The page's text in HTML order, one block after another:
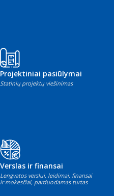
Projektiniai pasiūlymai
Statinių projektų viešinimas
Verslas ir finansai
Lengvatos verslui, leidimai, finansai
ir mokesčiai, parduodamas turtas